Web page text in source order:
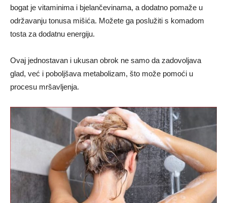
bogat je vitaminima i bjelančevinama, a dodatno pomaže u
održavanju tonusa mišića. Možete ga poslužiti s komadom
tosta za dodatnu energiju.
Ovaj jednostavan i ukusan obrok ne samo da zadovoljava
glad, već i poboljšava metabolizam, što može pomoći u
procesu mršavljenja.